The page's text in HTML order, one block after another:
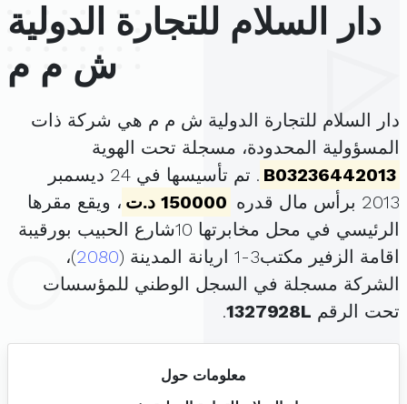
دار السلام للتجارة الدولية
ش م م
دار السلام للتجارة الدولية ش م م هي شركة ذات
المسؤولية المحدودة، مسجلة تحت الهوية
B03236442013
. تم تأسيسها في 24 ديسمبر
2013 برأس مال قدره
150000 د.ت
، ويقع مقرها
الرئيسي في محل مخابرتها 10شارع الحبيب بورقيبة
اقامة الزفير مكتب3-1 اريانة المدينة (
2080)،
الشركة مسجلة في السجل الوطني للمؤسسات
تحت الرقم 1327928L
.
معلومات حول